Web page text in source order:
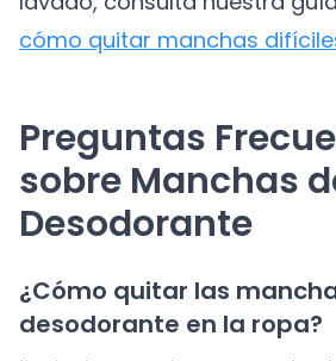
cómo quitar manchas
Preguntas
sobre Manchas
Desodorante
¿Cómo quitar las
desodorante en la ropa?